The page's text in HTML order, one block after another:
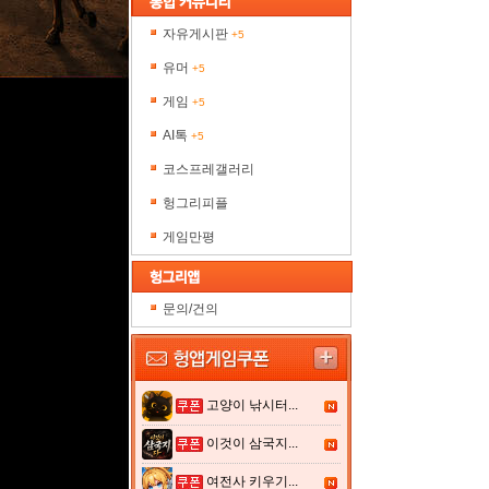
자유게시판 +5
유머 +5
게임 +5
AI톡 +5
코스프레갤러리
헝그리피플
게임만평
문의/건의
고양이 낚시터...
이것이 삼국지...
여전사 키우기...